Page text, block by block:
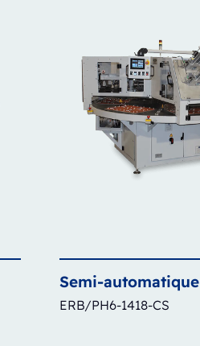
Semi-automatique
ERB/PH6-1418-CS